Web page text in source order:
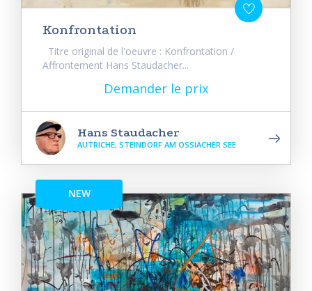
Konfrontation
Titre original de l'oeuvre : Konfrontation /
Affrontement Hans Staudacher...
Demander le prix
Hans Staudacher
AUTRICHE, STEINDORF AM OSSIACHER SEE
NEW